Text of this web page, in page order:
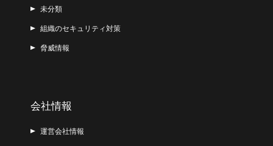
未分類
組織のセキュリティ対策
脅威情報
会社情報
運営会社情報